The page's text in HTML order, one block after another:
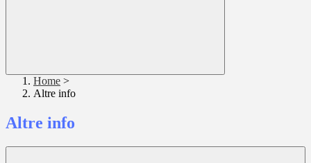
Home >
Altre info
Altre info